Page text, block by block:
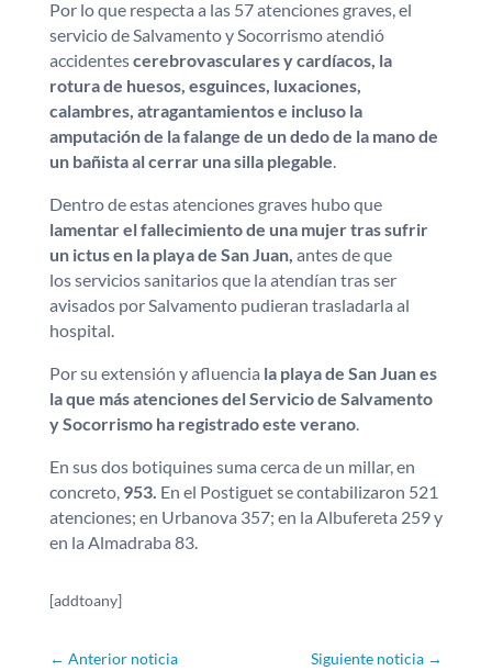
Por lo que respecta a las 57 atenciones graves, el
servicio de Salvamento y Socorrismo atendió
accidentescerebrovasculares y cardíacos, la
rotura de huesos, esguinces, luxaciones,
calambres, atragantamientos e incluso la
amputación de la falange de un dedo de la mano de
un bañista al cerrar una silla plegable.
Dentro de estas atenciones graves hubo que
lamentar el fallecimiento de una mujer tras sufrir
un ictus en la playa de San Juan, antes de que
los servicios sanitarios que la atendían tras ser
avisados por Salvamento pudieran trasladarla al
hospital.
Por su extensión y afluencia la playa de San Juan es
la que más atenciones del Servicio de Salvamento
y Socorrismo ha registrado este verano.
En sus dos botiquines suma cerca de un millar, en
concreto, 953. En el Postiguet se contabilizaron 521
atenciones; en Urbanova 357; en la Albufereta 259 y
en la Almadraba 83.
[addtoany]
← Anterior noticia Siguiente noticia →